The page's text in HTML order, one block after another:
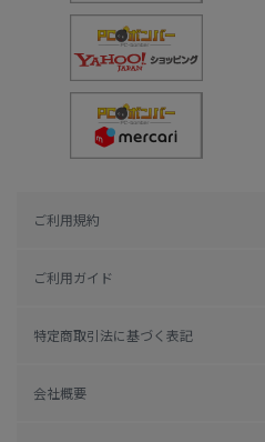
ご利用規約
ご利用ガイド
特定商取引法に基づく表記
会社概要